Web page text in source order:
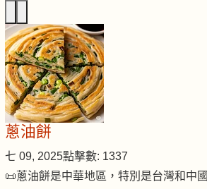
蔥油餅
七 09, 2025點擊數: 1337
📜蔥油餅是中華地區，特別是台灣和中